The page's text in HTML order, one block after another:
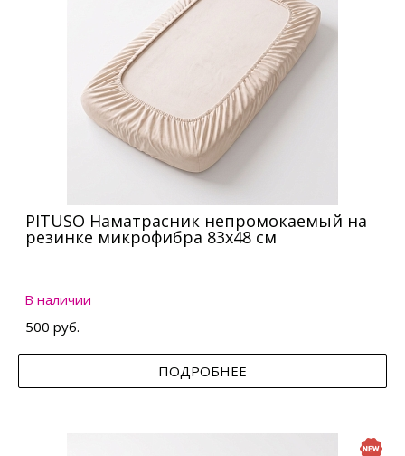
PITUSO Наматрасник непромокаемый на
резинке микрофибра 83х48 см
В наличии
500 руб.
ПОДРОБНЕЕ